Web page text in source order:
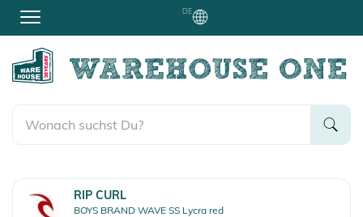
DE
RIP CURL
BOYS BRAND WAVE SS Lycra red